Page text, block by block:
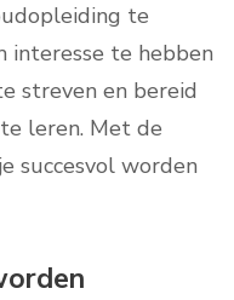
te
interesse te hebben
streven en bereid
leren. Met de
succesvol worden